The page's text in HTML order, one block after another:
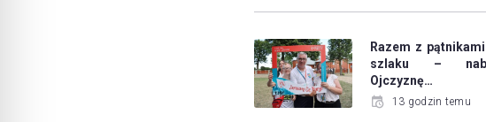
Razem z
szlaku –
Ojczyznę…
13 godzin temu